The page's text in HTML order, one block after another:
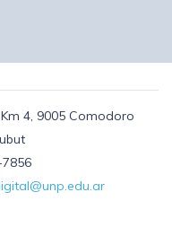
4, 9005 Comodoro